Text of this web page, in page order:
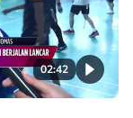
02:42